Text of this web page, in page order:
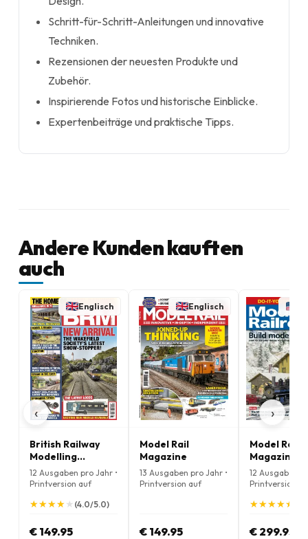
Schritt-für-Schritt-Anleitungen und innovative
Techniken.
Rezensionen der neuesten Produkte und
Zubehör.
Inspirierende Fotos und historische Einblicke.
Expertenbeiträge und praktische Tipps.
Andere Kunden kauften
auch
‹
Englisch
British Railway
Modelling
Magazine
12 Ausgaben pro Jahr •
Printversion auf
★
★★
★★
★★
★★
★ (4.0/5.0)
€ 149.95
Englisch
Model Rail
Magazine
13 Ausgaben pro Jahr •
Printversion auf
€ 149.95
Model
Magazine
12 Ausgaben
Printversion
★
★★
★★
★★
★★
★
€ 299.95
›